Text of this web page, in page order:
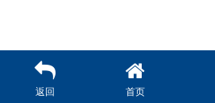
返回 首页